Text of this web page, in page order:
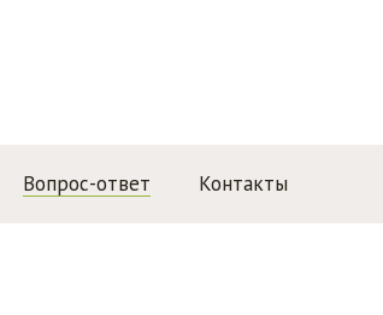
Вопрос-ответ Контакты